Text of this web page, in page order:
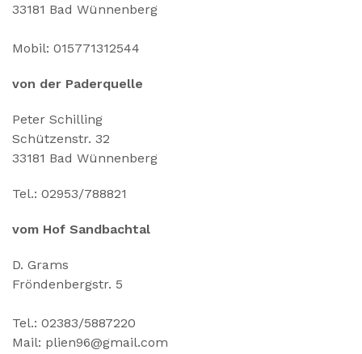
33181 Bad Wünnenberg
Mobil: 015771312544
von der Paderquelle
Peter Schilling
Schützenstr. 32
33181 Bad Wünnenberg
Tel.: 02953/788821
vom Hof Sandbachtal
D. Grams
Fröndenbergstr. 5
Tel.: 02383/5887220
Mail: plien96@gmail.com